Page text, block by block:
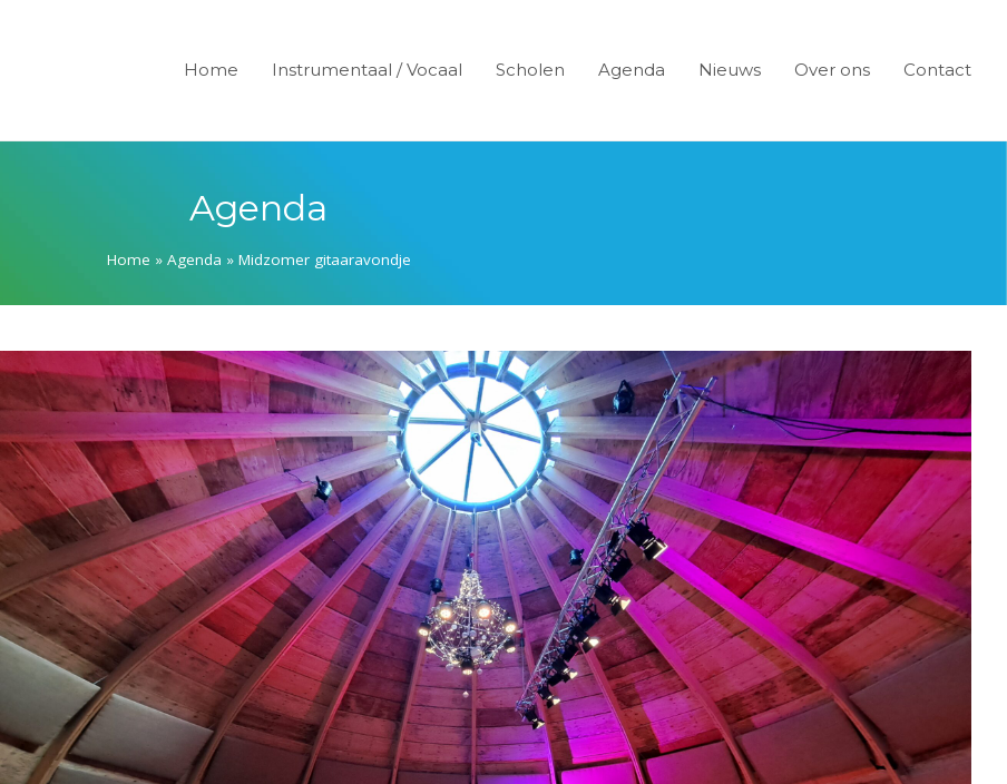
Home Instrumentaal / Vocaal Scholen Agenda Nieuws Over ons Contact
Agenda
Home » Agenda » Midzomer gitaaravondje